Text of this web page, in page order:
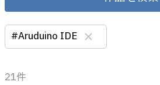
#Aruduino IDE clear
21件